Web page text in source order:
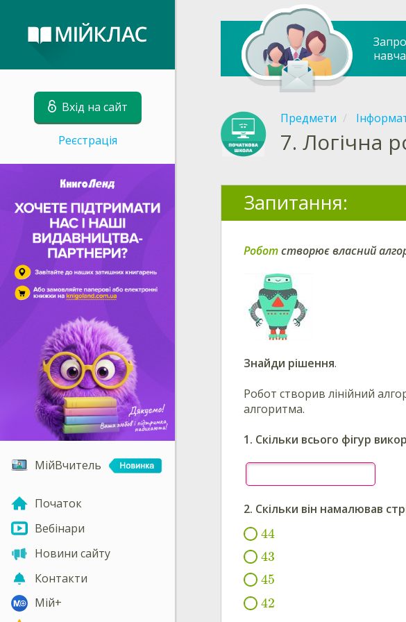
Вхід на сайт
Реєстрація
МійВчитель
Початок
Вебінари
Новини сайту
Контакти
Мій+
Предмети
7. Логічна
Запитання:
Роботстворює власний
Знайди рішення.
Робот створив лінійний
алгоритма.
1. Скільки всього фігур
2. Скільки він намалював
44
43
45
42